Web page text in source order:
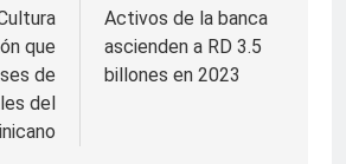
que
de
del
Activos de la banca
ascienden a RD 3.5
billones en 2023